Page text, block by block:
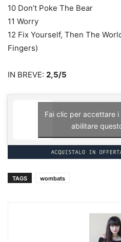
10 Don’t Poke The Bear
11 Worry
12 Fix Yourself, Then The
Fingers)
IN BREVE: 2,5/5
Fai clic per accettare
abilitare
TAGS wombats